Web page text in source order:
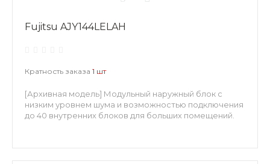
Fujitsu AJY144LELAH
Кратность заказа 1 шт
[Архивная модель] Модульный наружный блок с
низким уровнем шума и возможностью подключения
до 40 внутренних блоков для больших помещений.